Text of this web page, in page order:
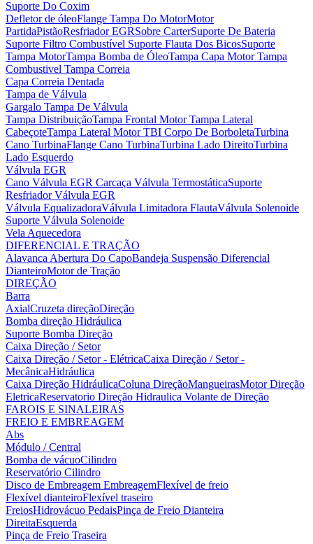
Suporte Do Coxim
Defletor de óleoFlange Tampa Do MotorMotor
PartidaPistãoResfriador EGRSobre CarterSuporte De Bateria
Suporte Filtro Combustível Suporte Flauta Dos BicosSuporte
Tampa MotorTampa Bomba de ÓleoTampa Capa MotorTampa
Combustivel Tampa Correia
Capa Correia Dentada
Tampa de Válvula
Gargalo Tampa De Válvula
Tampa DistribuiçãoTampa Frontal MotorTampa Lateral
CabeçoteTampa Lateral MotorTBI Corpo De BorboletaTurbina
Cano TurbinaFlange Cano TurbinaTurbina Lado DireitoTurbina
Lado Esquerdo
Válvula EGR
Cano Válvula EGR Carcaça Válvula TermostáticaSuporte
Resfriador Válvula EGR
Válvula EqualizadoraVálvula Limitadora FlautaVálvula Solenoide
Suporte Válvula Solenoide
Vela Aquecedora
DIFERENCIAL E TRAÇÃO
Alavanca Abertura Do CapoBandeja Suspensão Diferencial
DianteiroMotor de Tração
DIREÇÃO
Barra
AxialCruzeta direçãoDireção
Bomba direção Hidráulica
Suporte Bomba Direção
Caixa Direção / Setor
Caixa Direção / Setor - ElétricaCaixa Direção / Setor -
MecânicaHidráulica
Caixa Direção HidráulicaColuna DireçãoMangueirasMotor Direção
EletricaReservatorio Direção Hidraulica Volante de Direção
FAROIS E SINALEIRAS
FREIO E EMBREAGEM
Abs
Módulo / Central
Bomba de vácuoCilindro
Reservatório Cilindro
Disco de Embreagem EmbreagemFlexível de freio
Flexível dianteiroFlexível traseiro
FreiosHidrovácuo PedaisPinça de Freio Dianteira
DireitaEsquerda
Pinça de Freio Traseira